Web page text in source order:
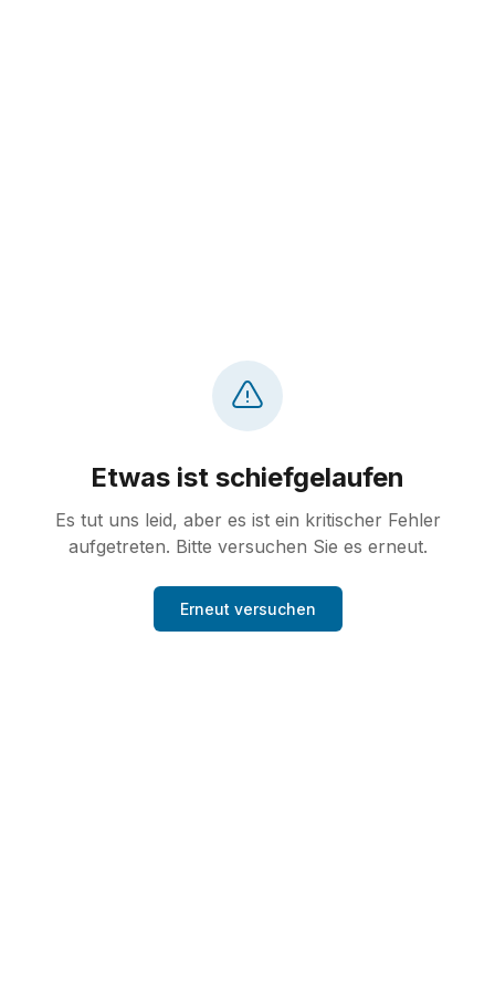
Etwas ist schiefgelaufen
Es tut uns leid, aber es ist ein kritischer Fehler
aufgetreten. Bitte versuchen Sie es erneut.
Erneut versuchen